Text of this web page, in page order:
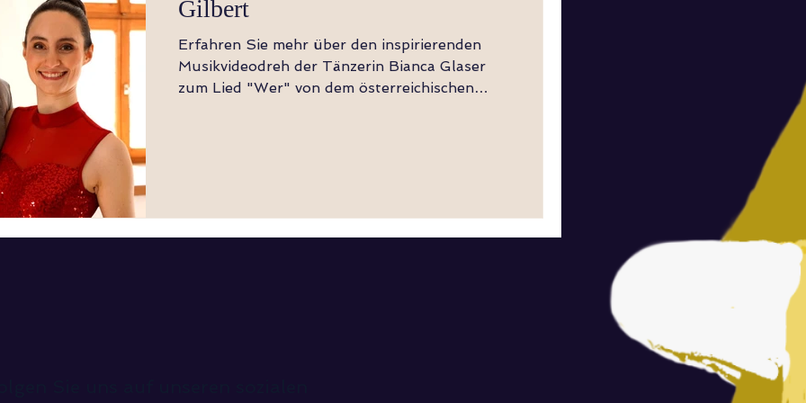
Gilbert
Erfahren Sie mehr über den inspirierenden
Musikvideodreh der Tänzerin Bianca Glaser
zum Lied "Wer" von dem österreichischen